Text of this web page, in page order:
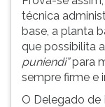
técnica
base, a planta
que possibilita
puniendi”para
sempre firme e
O Delegado de